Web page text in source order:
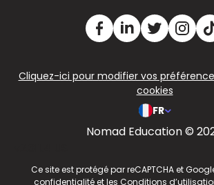
Cliquez-ici pour modifier vos
cookies
FR
Nomad Education ©
Ce site est protégé par reCAPTCHA et
confidentialitéet les Conditions